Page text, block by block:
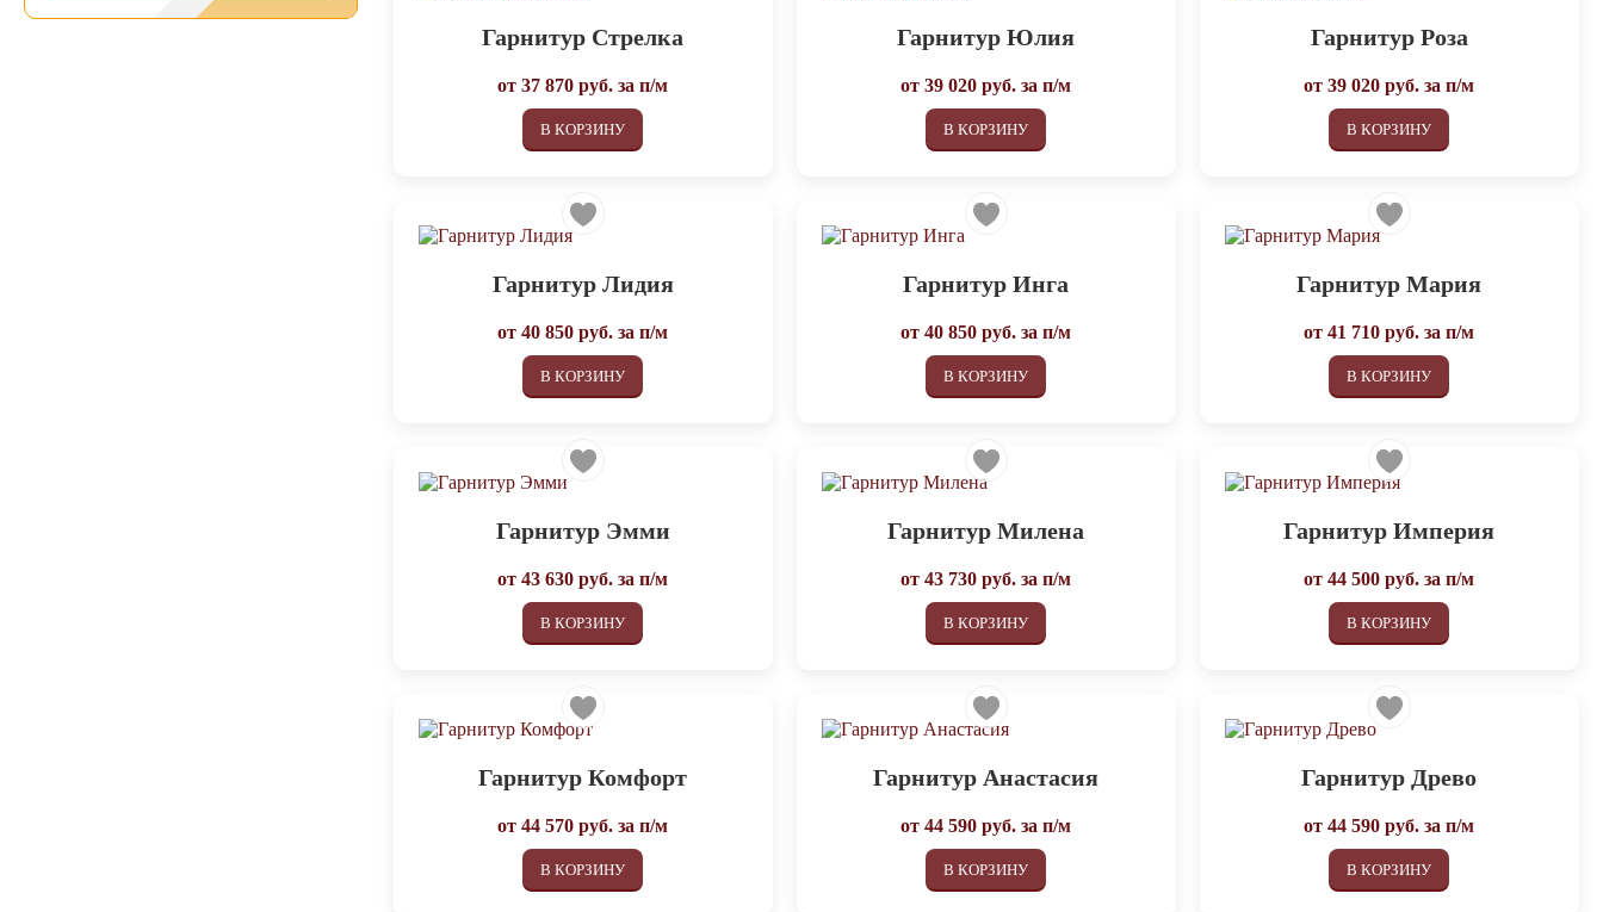
Гарнитур Стрелка
от37 870 руб. за п/м
В КОРЗИНУ
Гарнитур Юлия
от39 020 руб. за п/м
В КОРЗИНУ
Гарнитур Роза
от39 020 руб. за п/м
В КОРЗИНУ
Гарнитур Лидия
от40 850 руб. за п/м
В КОРЗИНУ
Гарнитур Инга
от40 850 руб. за п/м
В КОРЗИНУ
Гарнитур Мария
от41 710 руб. за п/м
В КОРЗИНУ
Гарнитур Эмми
от43 630 руб. за п/м
В КОРЗИНУ
Гарнитур Милена
от43 730 руб. за п/м
В КОРЗИНУ
Гарнитур Империя
от44 500 руб. за п/м
В КОРЗИНУ
Гарнитур Комфорт
от44 570 руб. за п/м
В КОРЗИНУ
Гарнитур Анастасия
от44 590 руб. за п/м
В КОРЗИНУ
Гарнитур Древо
от44 590 руб. за п/м
В КОРЗИНУ